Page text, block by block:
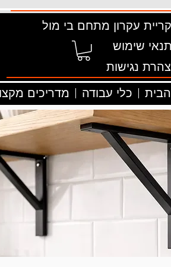
קריית עקרון מתחם בי מול
תנאי שימוש
נגישות
מדריכים כלי עבודה